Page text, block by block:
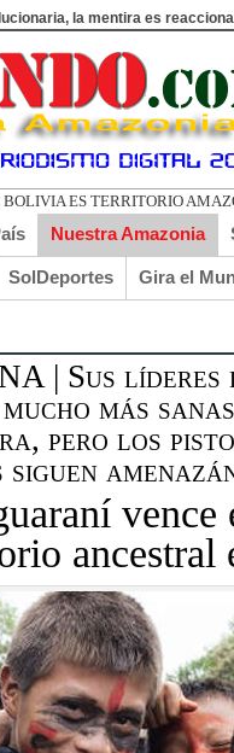
la mentira es
Nuestra Amazonia
SolDeportes Gira el
| Sus líderes
más
pero los
vence
ancestral